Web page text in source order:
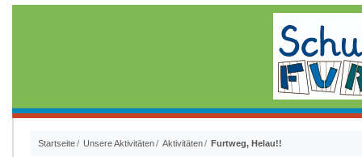
Startseite Unsere Aktivitäten Aktivitäten Furtweg, Helau!!